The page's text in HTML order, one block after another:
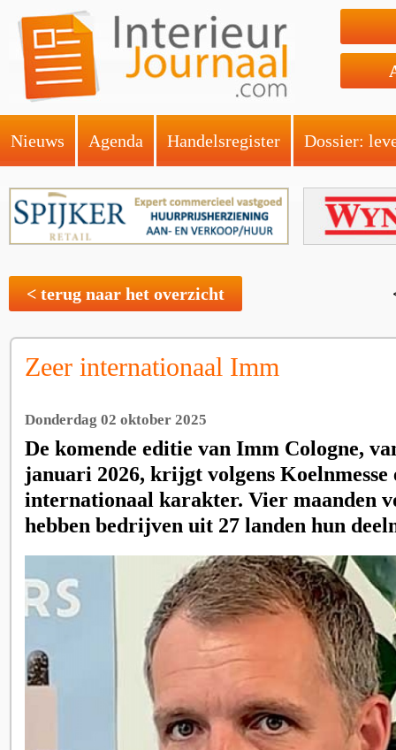
Nieuws Agenda Handelsregister Dossier:
< terug naar het overzicht
Zeer internationaal Imm
Donderdag 02 oktober 2025
De komende editie van Imm Cologne,
januari 2026, krijgt volgens Koelnmesse
internationaal karakter. Vier maanden
hebben bedrijven uit 27 landen hun